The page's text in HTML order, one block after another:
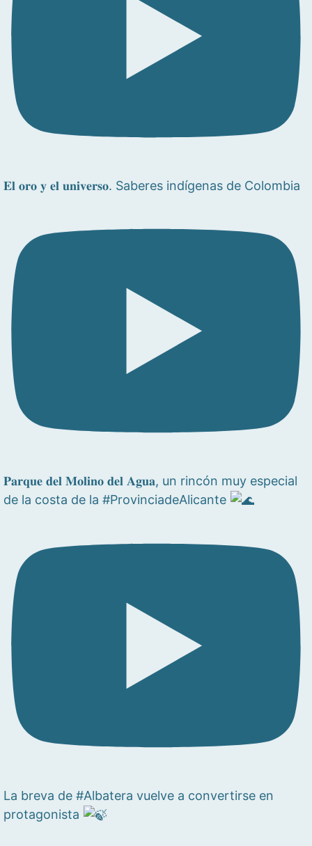
𝐄𝐥 𝐨𝐫𝐨 𝐲 𝐞𝐥 𝐮𝐧𝐢𝐯𝐞𝐫𝐬𝐨. Saberes indígenas de Colombia
𝐏𝐚𝐫𝐪𝐮𝐞 𝐝𝐞𝐥 𝐌𝐨𝐥𝐢𝐧𝐨 𝐝𝐞𝐥 𝐀𝐠𝐮𝐚, un rincón muy especial
de la costa de la #ProvinciadeAlicante
La breva de #Albatera vuelve a convertirse en
protagonista